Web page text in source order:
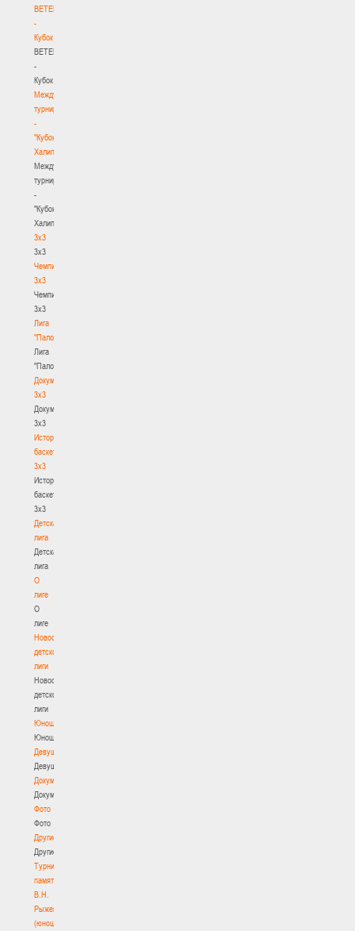
BETERA
-
Кубок
BETERA
-
Кубок
Международный
турнир
-
"Кубок
Халипского"
Международный
турнир
-
"Кубок
Халипского"
3x3
3x3
Чемпионат
3х3
Чемпионат
3х3
Лига
"Палова"
Лига
"Палова"
Документы
3х3
Документы
3х3
История
баскетбола
3х3
История
баскетбола
3х3
Детская
лига
Детская
лига
О
лиге
О
лиге
Новости
детской
лиги
Новости
детской
лиги
Юноши
Юноши
Девушки
Девушки
Документы
Документы
Фото
Фото
Другие
Другие
Турнир
памяти
В.Н.
Рыженкова
(юноши)